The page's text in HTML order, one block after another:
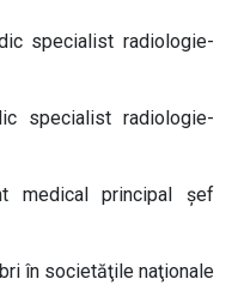
specialist radiologie-
specialist radiologie-
medical principal șef
în societăţile naţionale